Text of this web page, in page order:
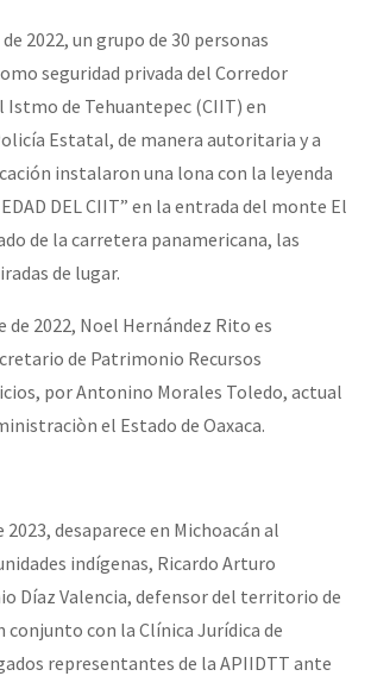
2022, un grupo de 30 personas
seguridad privada del Corredor
de Tehuantepec (CIIT) en
Estatal, de manera autoritaria y a
instalaron una lona con la leyenda
DEL CIIT” en la entrada del monte El
de la carretera panamericana, las
de lugar.
de 2022, Noel Hernández Rito es
de Patrimonio Recursos
por Antonino Morales Toledo, actual
el Estado de Oaxaca.
2023, desaparece en Michoacán al
indígenas, Ricardo Arturo
Díaz Valencia, defensor del territorio de
conjunto con la Clínica Jurídica de
representantes de la APIIDTT ante